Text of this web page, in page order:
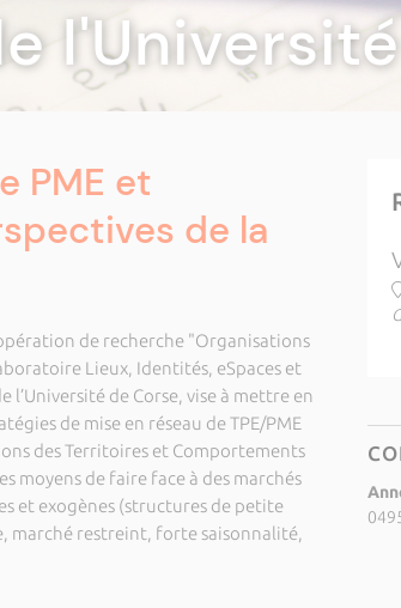
PME et
de la
de recherche "Organisations
Lieux, Identités, eSpaces et
l’Université de Corse, vise à mettre en
de mise en réseau de TPE/PME
des Territoires et Comportements
moyens de faire face à des marchés
et exogènes (structures de petite
marché restreint, forte saisonnalité,